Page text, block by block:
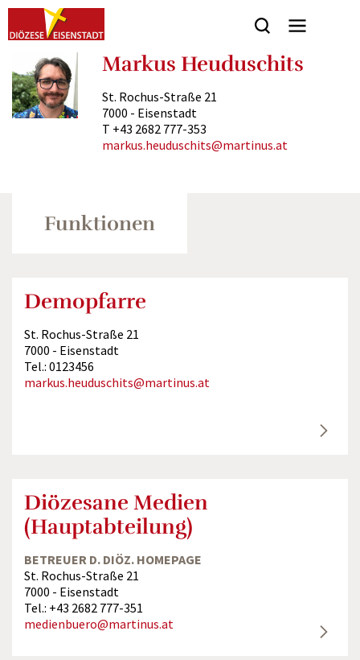
Seitenbereiche: Markus Heuduschits
St. Rochus-Straße 21
7000 - Eisenstadt
T +43 2682 777-353
markus.heuduschits@martinus.at
Funktionen
Demopfarre
St. Rochus-Straße 21
7000 - Eisenstadt
Tel.: 0123456
markus.heuduschits@martinus.at
Diözesane Medien
(Hauptabteilung)
BETREUER D. DIÖZ. HOMEPAGE
St. Rochus-Straße 21
7000 - Eisenstadt
Tel.: +43 2682 777-351
medienbuero@martinus.at